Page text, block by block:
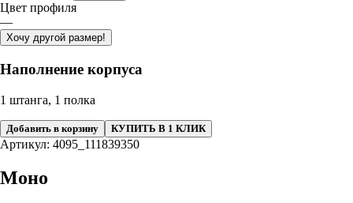
Цвет профиля
—
Хочу другой размер!
Наполнение корпуса
1 штанга, 1 полка
Добавить в корзину КУПИТЬ В 1 КЛИК
Артикул: 4095_111839350
Моно